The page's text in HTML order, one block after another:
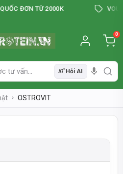
ĐƠN TỪ 2000K
AI Hỏi AI
0
OSTROVIT